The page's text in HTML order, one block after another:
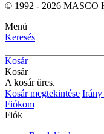
© 1992 - 2026 MASCO
Menü
Keresés
Kosár
Kosár
A kosár üres.
Kosár megtekintése Irány
Fiókom
Fiók